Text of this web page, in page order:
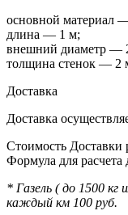
основной материал
длина — 1 м;
внешний диаметр —
толщина стенок — 2
Доставка
Доставка
Стоимость Доставки
Формула для расчета
* Газель ( до 1500 кг
каждый км 100 руб.